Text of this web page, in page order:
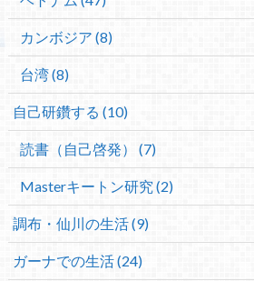
カンボジア (8)
台湾 (8)
自己研鑽する (10)
読書（自己啓発） (7)
Masterキートン研究 (2)
調布・仙川の生活 (9)
ガーナでの生活 (24)